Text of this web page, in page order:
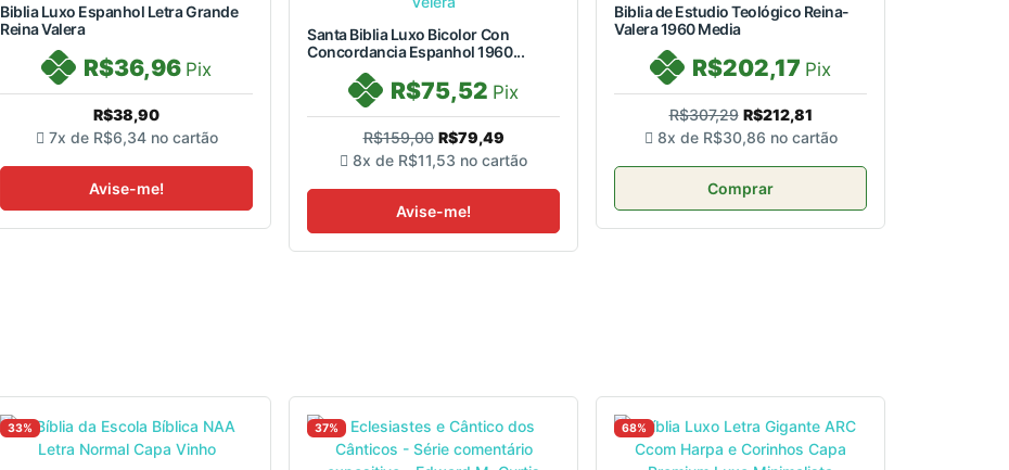
Biblia Luxo Espanhol Letra Grande
Reina Valera
R$36,96 Pix
R$38,90
7x de R$6,34 no cartão
Avise-me!
Santa Biblia Luxo Bicolor Con
Concordancia Espanhol 1960...
R$75,52 Pix
R$159,00 R$79,49
8x de R$11,53 no cartão
Avise-me!
Biblia de Estudio Teológico Reina-
Valera 1960 Media
R$202,17 Pix
R$307,29 R$212,81
8x de R$30,86 no cartão
Comprar
33% 37% 68%